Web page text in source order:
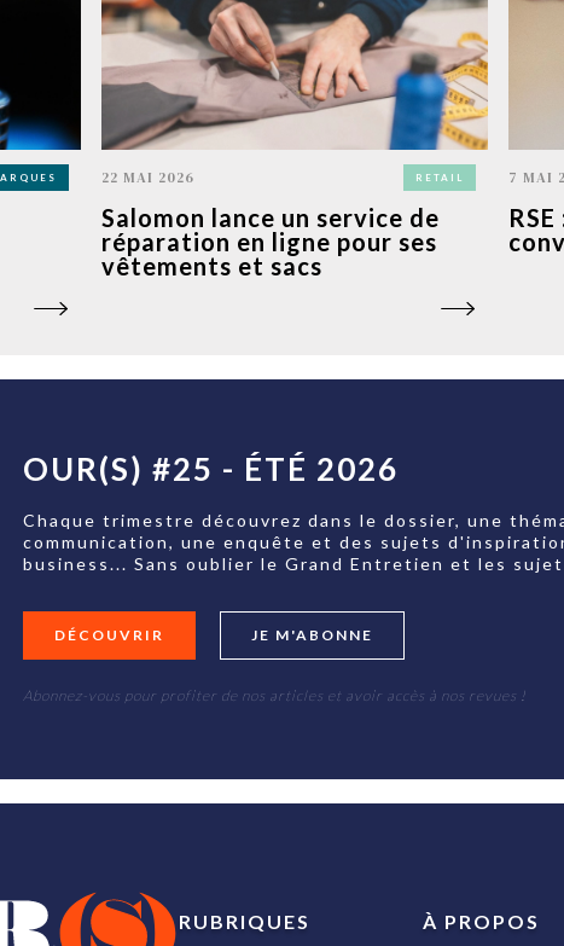
22 MAI 2026 RETAIL
Salomon lance un service de
réparation en ligne pour ses
vêtements et sacs
7 MAI
OUR(S) #25 - ÉTÉ 2026
Chaque trimestre découvrez dans le dossier, une
communication, une enquête et des sujets
business... Sans oublier le Grand Entretien et les
DÉCOUVRIR JE M'ABONNE
Abonnez-vous pour profiter de nos articles et avoir accès à nos revues !
RUBRIQUES À PROPOS